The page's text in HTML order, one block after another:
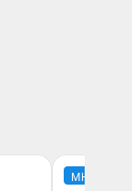
МНЕНИЕ